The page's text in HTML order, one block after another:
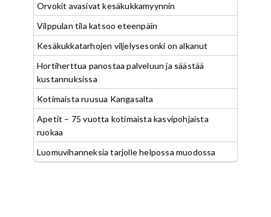
Orvokit avasivat kesäkukkamyynnin
Vilppulan tila katsoo eteenpäin
Kesäkukkatarhojen viljelysesonki on alkanut
Hortiherttua panostaa palveluun ja säästää
kustannuksissa
Kotimaista ruusua Kangasalta
Apetit – 75 vuotta kotimaista kasvipohjaista
ruokaa
Luomuvihanneksia tarjolle helpossa muodossa